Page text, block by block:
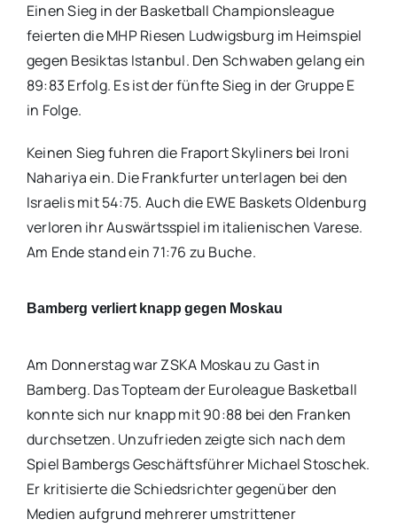
Einen Sieg in der Basketball Championsleague
feierten die MHP Riesen Ludwigsburg im Heimspiel
gegen Besiktas Istanbul. Den Schwaben gelang ein
89:83 Erfolg. Es ist der fünfte Sieg in der Gruppe E
in Folge.
Keinen Sieg fuhren die Fraport Skyliners bei Ironi
Nahariya ein. Die Frankfurter unterlagen bei den
Israelis mit 54:75. Auch die EWE Baskets Oldenburg
verloren ihr Auswärtsspiel im italienischen Varese.
Am Ende stand ein 71:76 zu Buche.
Bamberg verliert knapp gegen Moskau
Am Donnerstag war ZSKA Moskau zu Gast in
Bamberg. Das Topteam der Euroleague Basketball
konnte sich nur knapp mit 90:88 bei den Franken
durchsetzen. Unzufrieden zeigte sich nach dem
Spiel Bambergs Geschäftsführer Michael Stoschek.
Er kritisierte die Schiedsrichter gegenüber den
Medien aufgrund mehrerer umstrittener